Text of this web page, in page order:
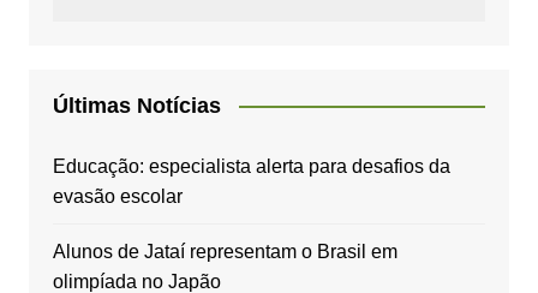
Últimas Notícias
Educação: especialista alerta para desafios da
evasão escolar
Alunos de Jataí representam o Brasil em
olimpíada no Japão